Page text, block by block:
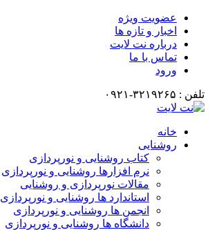
عضویت ویژه
اخبار و تازه ها
درباره نت لایت
تماس با ما
ورود
تلفن : ۳۲۱۹۲۶۵-۰۹۲۱
خانه
روشنایی
کتاب روشنایی و نورپردازی
نرم افزارها روشنایی و نورپردازی
مقالات نورپردازی و روشنایی
استاندارد ها روشنایی و نورپردازی
انجمن ها روشنایی و نورپردازی
دانشگاه ها روشنایی و نورپردازی